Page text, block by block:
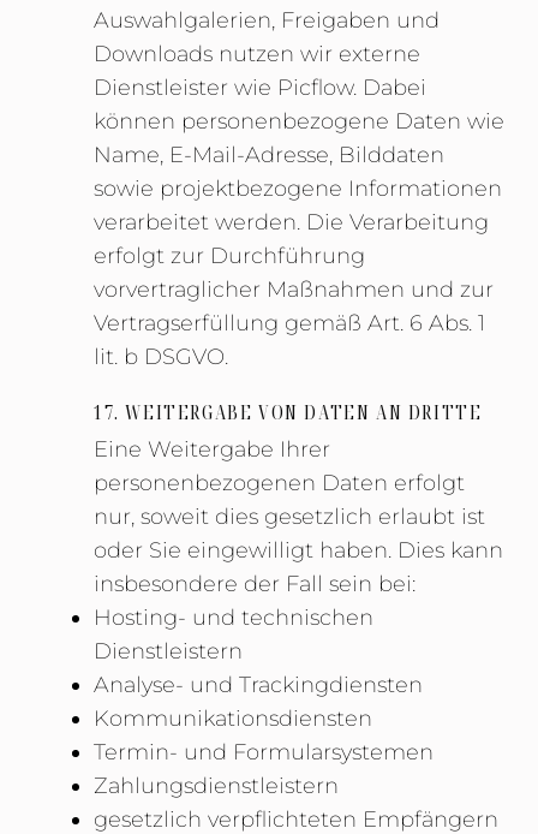
Auswahlgalerien, Freigaben und
Downloads nutzen wir externe
Dienstleister wie Picflow. Dabei
können personenbezogene Daten wie
Name, E-Mail-Adresse, Bilddaten
sowie projektbezogene Informationen
verarbeitet werden. Die Verarbeitung
erfolgt zur Durchführung
vorvertraglicher Maßnahmen und zur
Vertragserfüllung gemäß Art. 6 Abs. 1
lit. b DSGVO.
17. WEITERGABE VON DATEN AN DRITTE
Eine Weitergabe Ihrer
personenbezogenen Daten erfolgt
nur, soweit dies gesetzlich erlaubt ist
oder Sie eingewilligt haben. Dies kann
insbesondere der Fall sein bei:
Hosting- und technischen
Dienstleistern
Analyse- und Trackingdiensten
Kommunikationsdiensten
Termin- und Formularsystemen
Zahlungsdienstleistern
gesetzlich verpflichteten Empfängern